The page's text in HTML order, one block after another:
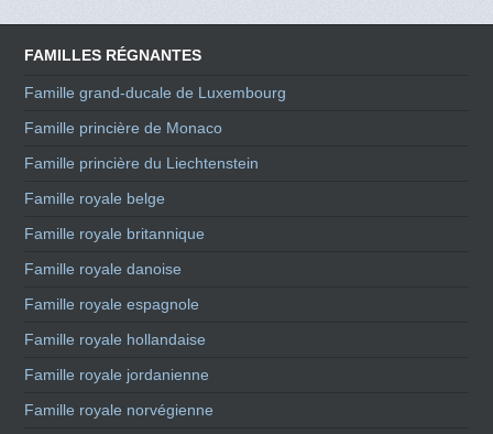
FAMILLES RÉGNANTES
Famille grand-ducale de Luxembourg
Famille princière de Monaco
Famille princière du Liechtenstein
Famille royale belge
Famille royale britannique
Famille royale danoise
Famille royale espagnole
Famille royale hollandaise
Famille royale jordanienne
Famille royale norvégienne